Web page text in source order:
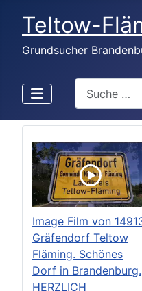
Teltow-
Grundsucher
Image Film von
Gräfendorf Teltow
Fläming. Schönes
Dorf in Brandenburg.
HERZLICH